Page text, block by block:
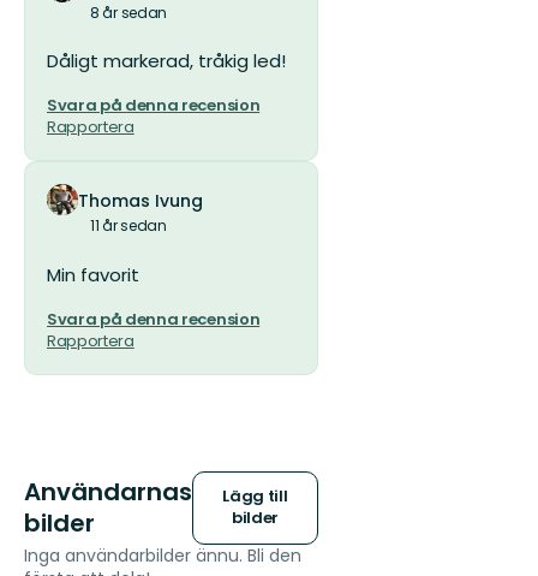
8 år sedan
Dåligt markerad, tråkig led!
Svara på denna recension
Rapportera
Thomas Ivung
11 år sedan
Min favorit
Svara på denna recension
Rapportera
Användarnas
bilder
Lägg till
bilder
Inga användarbilder ännu. Bli den